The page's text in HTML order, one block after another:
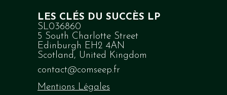
LES CLÉS DU SUCCÈS LP
SL036860
5 South Charlotte Street
Edinburgh EH2 4AN
Scotland, United Kingdom
contact@comseep.fr
Mentions Légales